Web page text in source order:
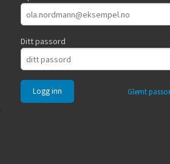
Ditt passord
Glemt